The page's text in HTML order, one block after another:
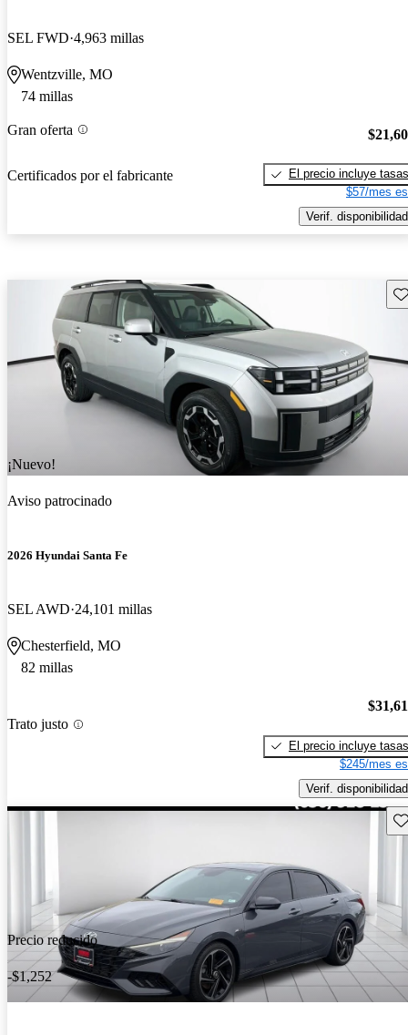
SEL FWD 4,963 millas
Wentzville, MO
74 millas
Gran oferta
Certificados por el fabricante
El precio incluye tasas
$57/mes
Verif. disponibilidad
¡Nuevo!
Aviso patrocinado
2026 Hyundai Santa Fe
SEL AWD 24,101 millas
Chesterfield, MO
82 millas
Trato justo
El precio incluye tasas
$245/mes
Verif. disponibilidad
Precio reducido
-$1,252